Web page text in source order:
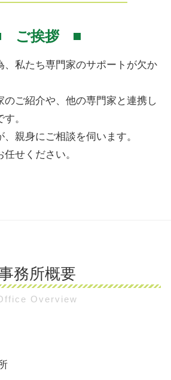
ご挨拶
、私たち専門家のサポートが欠か
のご紹介や、他の専門家と連携し
。
親身にご相談を伺います。
せください。
務所概要
Overview